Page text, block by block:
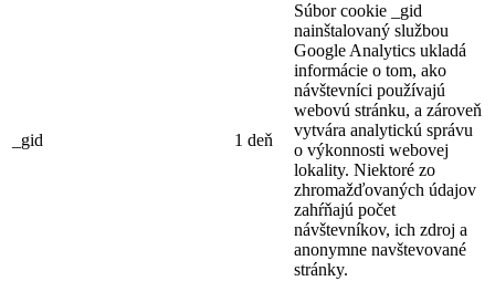
_gid 1 deň
Súbor cookie _gid
nainštalovaný službou
Google Analytics ukladá
informácie o tom, ako
návštevníci používajú
webovú stránku, a zároveň
vytvára analytickú správu
o výkonnosti webovej
lokality. Niektoré zo
zhromažďovaných údajov
zahŕňajú počet
návštevníkov, ich zdroj a
anonymne navštevované
stránky.